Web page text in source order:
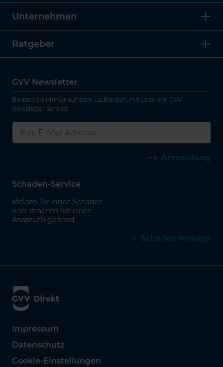
Unternehmen
Ratgeber
GVV Newsletter
Bleiben Sie immer auf dem Laufenden, mit unserem GVV
Newsletter Service.
Anmeldung
Schaden-Service
Melden Sie einen Schaden
oder machen Sie einen
Anspruch geltend.
Schaden melden
Impressum
Datenschutz
Cookie-Einstellungen